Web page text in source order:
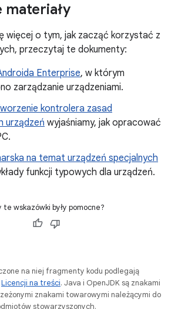
materiały
więcej o tym, jak zacząć korzystać z
przeczytaj te dokumenty:
Enterprise, w którym
zarządzanie urządzeniami.
kontrolera zasad
urządzeń wyjaśniamy, jak opracować
na temat urządzeń specjalnych
funkcji typowych dla urządzeń.
te wskazówki były pomocne?
na niej fragmenty kodu podlegają
Licencji na treści. Java i OpenJDK są znakami
znakami towarowymi należącymi do
stowarzyszonych.